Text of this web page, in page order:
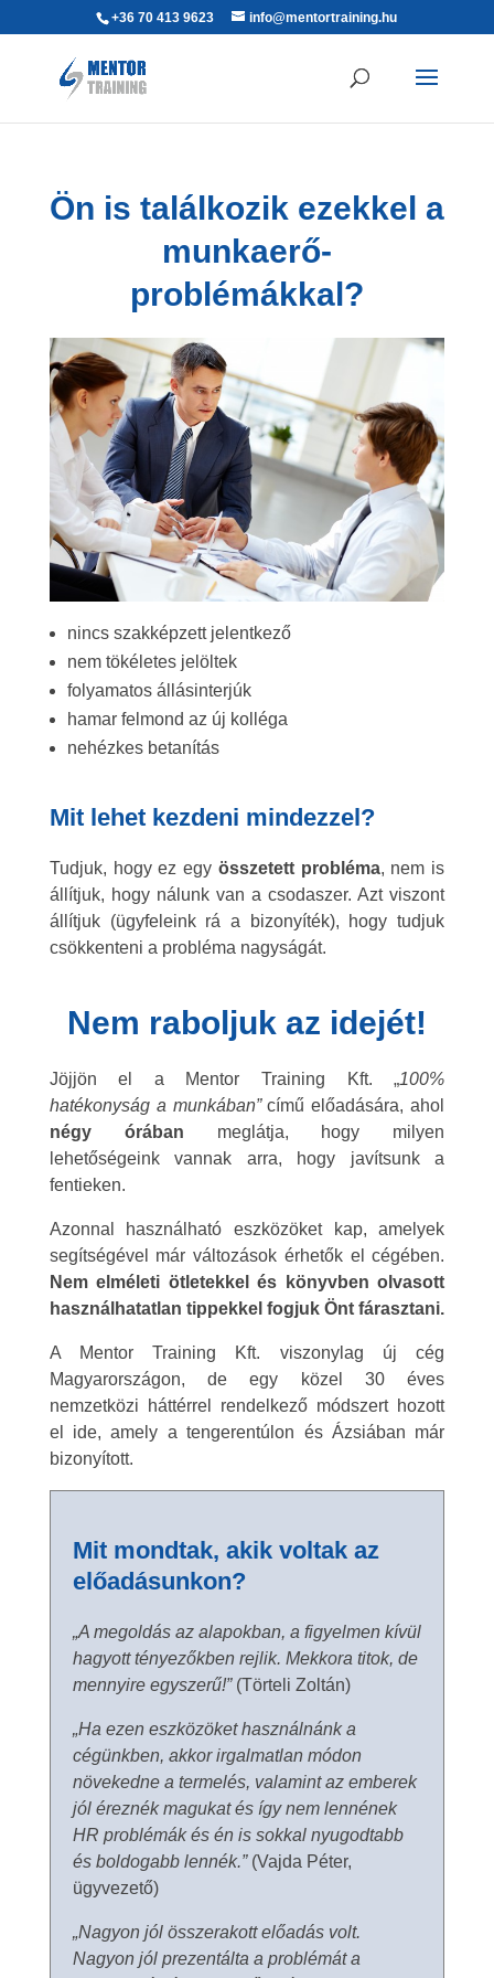
+36 70 413 9623 info@mentortraining.hu
Ön is találkozik ezekkel a
munkaerő-
problémákkal?
nincs szakképzett jelentkező
nem tökéletes jelöltek
folyamatos állásinterjúk
hamar felmond az új kolléga
nehézkes betanítás
Mit lehet kezdeni mindezzel?
Tudjuk, hogy ez egy összetett probléma, nem is
állítjuk, hogy nálunk van a csodaszer. Azt viszont
állítjuk (ügyfeleink rá a bizonyíték), hogy tudjuk
csökkenteni a probléma nagyságát.
Nem raboljuk az idejét!
Jöjjön el a Mentor Training Kft. „100%
hatékonyság a munkában”című előadására, ahol
négy
órában meglátja, hogy milyen
lehetőségeink vannak arra, hogy javítsunk a
fentieken.
Azonnal használható eszközöket kap, amelyek
segítségével már változások érhetők el cégében.
Nem elméleti ötletekkel és könyvben olvasott
használhatatlan tippekkel fogjuk Önt fárasztani.
A Mentor Training Kft. viszonylag új cég
Magyarországon, de egy közel 30 éves
nemzetközi háttérrel rendelkező módszert hozott
el ide, amely a tengerentúlon és Ázsiában már
bizonyított.
Mit mondtak, akik voltak az
előadásunkon?
„A megoldás az alapokban, a figyelmen kívül
hagyott tényezőkben rejlik. Mekkora titok, de
mennyire egyszerű!”(Törteli Zoltán)
„Ha ezen eszközöket használnánk a
cégünkben, akkor irgalmatlan módon
növekedne a termelés, valamint az emberek
jól éreznék magukat és így nem lennének
HR problémák és én is sokkal nyugodtabb
és boldogabb lennék.” (Vajda Péter,
ügyvezető)
„Nagyon jól összerakott előadás volt.
Nagyon jól prezentálta a problémát a